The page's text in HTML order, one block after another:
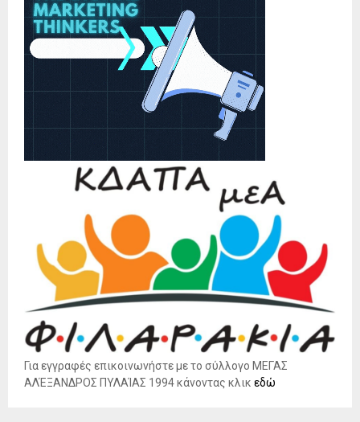
Για εγγραφές επικοινωνήστε με το σύλλογο ΜΕΓΑΣ
ΑΛΈΞΑΝΔΡΟΣ ΠΥΛΑΊΑΣ 1994 κάνοντας κλικ εδώ